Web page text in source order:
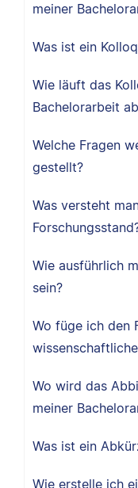
meiner
Was ist ein
Wie läuft das
Bachelorarbeit
Welche Fragen
gestellt?
Was versteht
Wie ausführlich
sein?
Wo füge ich den
Wo wird das
meiner
Was ist ein
Wie erstelle ich